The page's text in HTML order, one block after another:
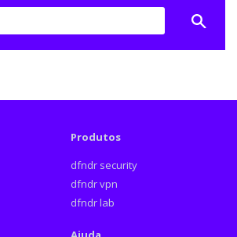
Produtos
dfndr security
dfndr vpn
dfndr lab